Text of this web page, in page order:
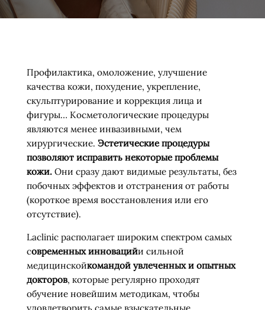
Профилактика, омоложение, улучшение
качества кожи, похудение, укрепление,
скульптурирование и коррекция лица и
фигуры… Косметологические процедуры
являются менее инвазивными, чем
хирургические. Эстетические процедуры
позволяют исправить некоторые проблемы
кожи.Они сразу дают видимые результаты, без
побочных эффектов и отстранения от работы
(короткое время восстановления или его
отсутствие).
Laclinic располагает широким спектром самых
современных инновацийи сильной
медицинскойкомандой увлеченных и опытных
докторов, которые регулярно проходят
обучение новейшим методикам, чтобы